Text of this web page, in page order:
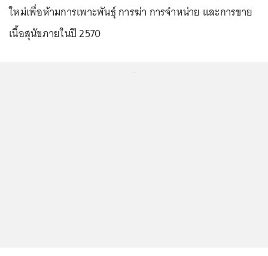
ใหม่เพื่อห้ามการเพาะพันธุ์ การฆ่า การจำหน่าย และการขาย
เนื้อสุนัขภายในปี 2570